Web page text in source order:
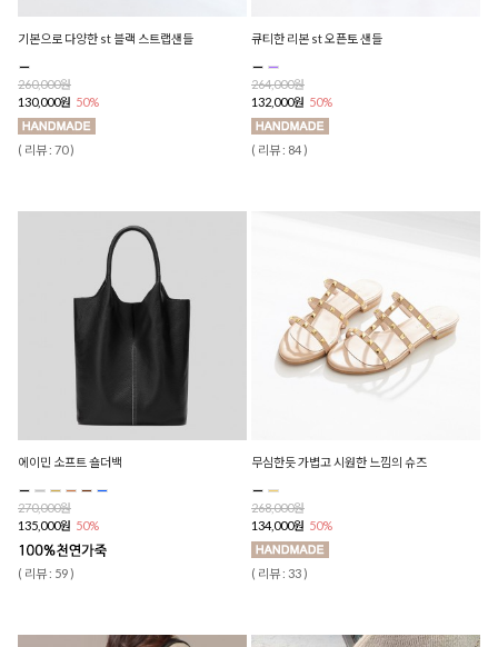
기본으로 다양한 st 블랙 스트랩샌들
260,000원
130,000원 50%
( 리뷰 : 70 )
큐티한 리본 st 오픈토 샌들
264,000원
132,000원 50%
( 리뷰 : 84 )
에이민 소프트 숄더백
270,000원
135,000원 50%
( 리뷰 : 59 )
무심한듯 가볍고 시원한 느낌의 슈즈
268,000원
134,000원 50%
( 리뷰 : 33 )